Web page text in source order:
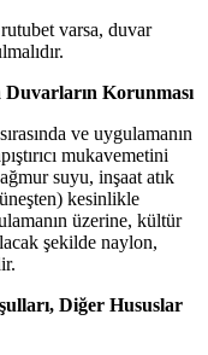
varsa, duvar
Korunması
ve uygulamanın
mukavemetini
suyu, inşaat atık
kesinlikle
üzerine, kültür
şekilde naylon,
Diğer Hususlar